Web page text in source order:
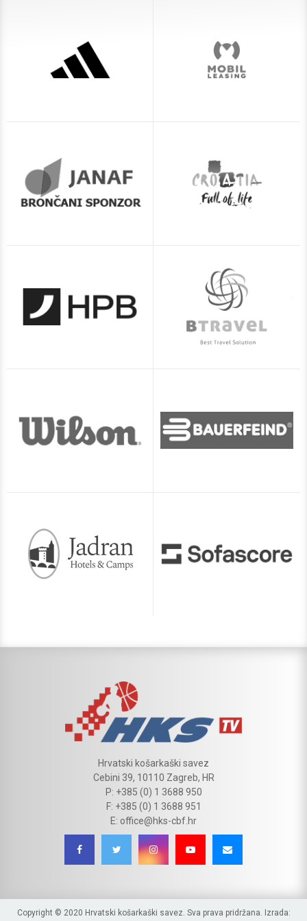
Hrvatski košarkaški savez
Cebini 39, 10110 Zagreb, HR
P: +385 (0) 1 3688 950
F: +385 (0) 1 3688 951
E: office@hks-cbf.hr
Copyright © 2020 Hrvatski košarkaški savez. Sva prava pridržana. Izrada: